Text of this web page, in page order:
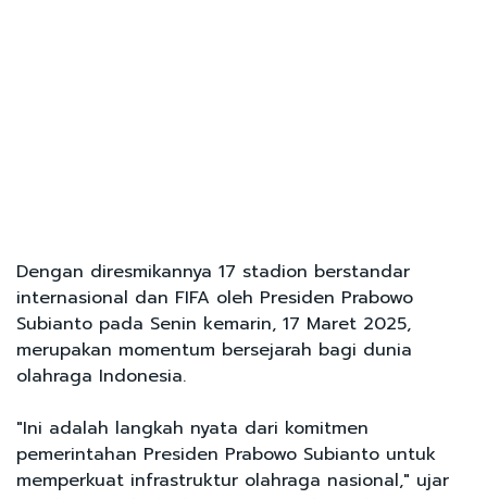
Dengan diresmikannya 17 stadion berstandar
internasional dan FIFA oleh Presiden Prabowo
Subianto pada Senin kemarin, 17 Maret 2025,
merupakan momentum bersejarah bagi dunia
olahraga Indonesia.
"Ini adalah langkah nyata dari komitmen
pemerintahan Presiden Prabowo Subianto untuk
memperkuat infrastruktur olahraga nasional," ujar